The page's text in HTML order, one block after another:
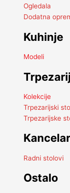
Ogledala
Dodatna
Kuhinje
Modeli
Kolekcije
Trpezarijski
Trpezarijske
Radni stolovi
Ostalo